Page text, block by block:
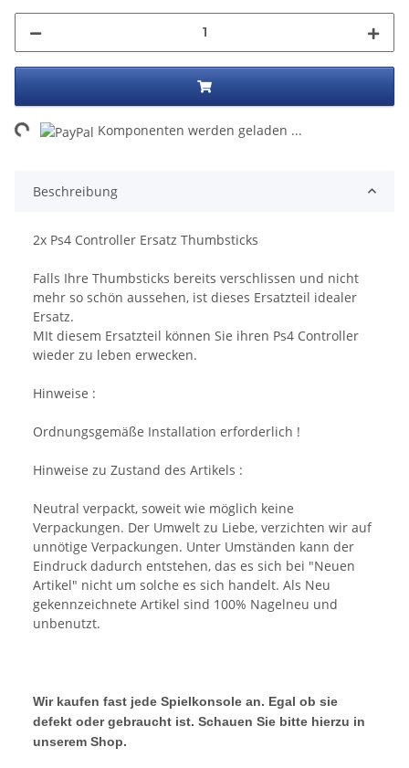
Loading... Komponenten werden geladen ...
Beschreibung
2x Ps4 Controller Ersatz Thumbsticks
Falls Ihre Thumbsticks bereits verschlissen und nicht
mehr so schön aussehen, ist dieses Ersatzteil idealer
Ersatz.
MIt diesem Ersatzteil können Sie ihren Ps4 Controller
wieder zu leben erwecken.
Hinweise :
Ordnungsgemäße Installation erforderlich !
Hinweise zu Zustand des Artikels :
Neutral verpackt, soweit wie möglich keine
Verpackungen. Der Umwelt zu Liebe, verzichten wir auf
unnötige Verpackungen. Unter Umständen kann der
Eindruck dadurch entstehen, das es sich bei "Neuen
Artikel" nicht um solche es sich handelt. Als Neu
gekennzeichnete Artikel sind 100% Nagelneu und
unbenutzt.
Wir kaufen fast jede Spielkonsole an. Egal ob sie
defekt oder gebraucht ist. Schauen Sie bitte hierzu in
unserem Shop.